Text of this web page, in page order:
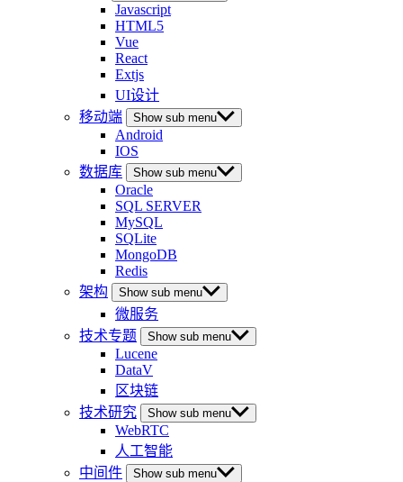
Javascript
HTML5
Vue
React
Extjs
UI设计
移动端
Show sub menu
Android
IOS
数据库
Show sub menu
Oracle
SQL SERVER
MySQL
SQLite
MongoDB
Redis
架构
Show sub menu
微服务
技术专题
Show sub menu
Lucene
DataV
区块链
技术研究
Show sub menu
WebRTC
人工智能
中间件
Show sub menu